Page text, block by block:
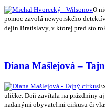
O
pomoc zavolá newyorského
dejín Bratislavy, v ktorej pred sto
Diana Mašlejová –
uličke. Doň zavítala na prázdniny
nadanými obyvateľmi cirkusu či